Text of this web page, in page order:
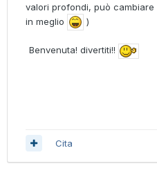
valori profondi, può
in meglio
)
Benvenuta! divertiti!!
Cita